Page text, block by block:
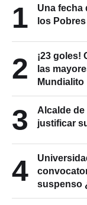
1
Una fecha
los
2
¡23 goles!
las
Mundialito
3
Alcalde
justificar
4
suspenso